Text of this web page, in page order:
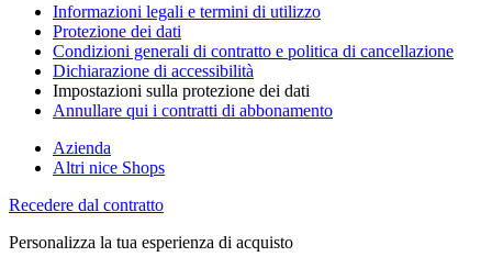
Informazioni legali e termini di utilizzo
Protezione dei dati
Condizioni generali di contratto e politica di cancellazione
Dichiarazione di accessibilità
Impostazioni sulla protezione dei dati
Annullare qui i contratti di abbonamento
Azienda
Altri nice Shops
Recedere dal contratto
Personalizza la tua esperienza di acquisto